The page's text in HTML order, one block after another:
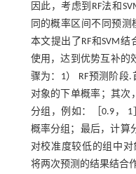
因此，考虑到RF法和
同的概率区间不同预测
本文提出了RF和SVM
使用，达到优势互补的
骤为：1） RF预测阶段
对象的下单概率；其次
分组，例如：［0.9， 1
概率分组；最后，计算
对校准度较低的组中对
将两次预测的结果结合